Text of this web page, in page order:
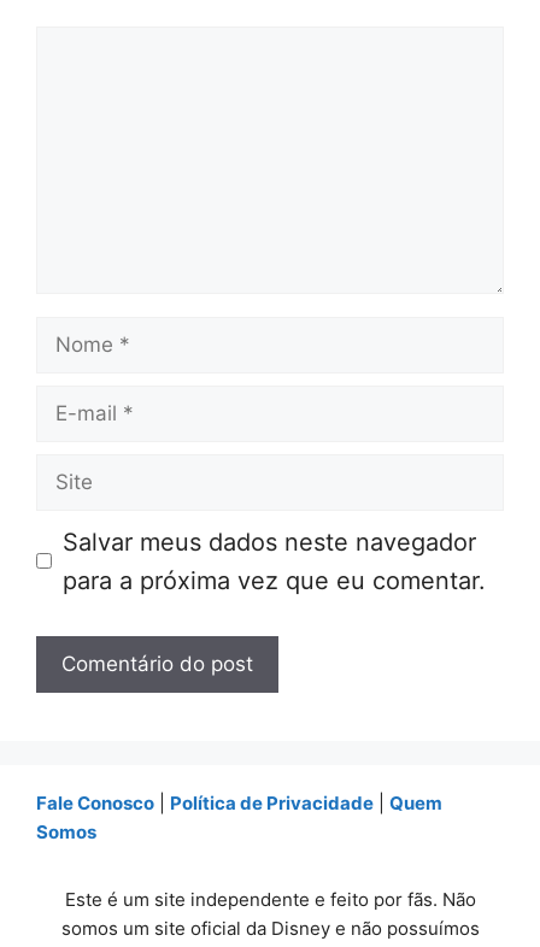
Nome
E-
Site
Salvar meus dados neste navegador
para a próxima vez que eu comentar.
Fale Conosco Política de Privacidade
Quem
Somos
Este é um site independente e feito por fãs. Não
somos um site oficial da Disney e não possuímos